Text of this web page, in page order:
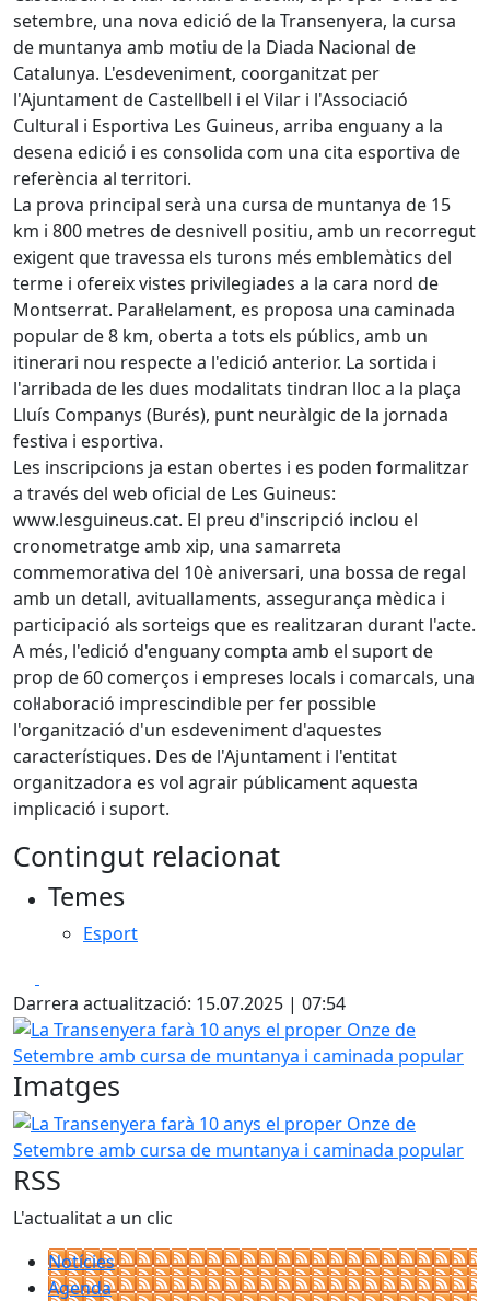
setembre, una nova edició de la Transenyera, la cursa
de muntanya amb motiu de la Diada Nacional de
Catalunya. L'esdeveniment, coorganitzat per
l'Ajuntament de Castellbell i el Vilar i l'Associació
Cultural i Esportiva Les Guineus, arriba enguany a la
desena edició i es consolida com una cita esportiva de
referència al territori.
La prova principal serà una cursa de muntanya de 15
km i 800 metres de desnivell positiu, amb un recorregut
exigent que travessa els turons més emblemàtics del
terme i ofereix vistes privilegiades a la cara nord de
Montserrat. Paral·lelament, es proposa una caminada
popular de 8 km, oberta a tots els públics, amb un
itinerari nou respecte a l'edició anterior. La sortida i
l'arribada de les dues modalitats tindran lloc a la plaça
Lluís Companys (Burés), punt neuràlgic de la jornada
festiva i esportiva.
Les inscripcions ja estan obertes i es poden formalitzar
a través del web oficial de Les Guineus:
www.lesguineus.cat. El preu d'inscripció inclou el
cronometratge amb xip, una samarreta
commemorativa del 10è aniversari, una bossa de regal
amb un detall, avituallaments, assegurança mèdica i
participació als sorteigs que es realitzaran durant l'acte.
A més, l'edició d'enguany compta amb el suport de
prop de 60 comerços i empreses locals i comarcals, una
col·laboració imprescindible per fer possible
l'organització d'un esdeveniment d'aquestes
característiques. Des de l'Ajuntament i l'entitat
organitzadora es vol agrair públicament aquesta
implicació i suport.
Contingut relacionat
Temes
Esport
Darrera actualització: 15.07.2025 | 07:54
La Transenyera farà 10 anys el proper Onze de
Imatges
La Transenyera farà 10 anys el proper Onze de
RSS
L'actualitat a un clic
Notícies
Agenda